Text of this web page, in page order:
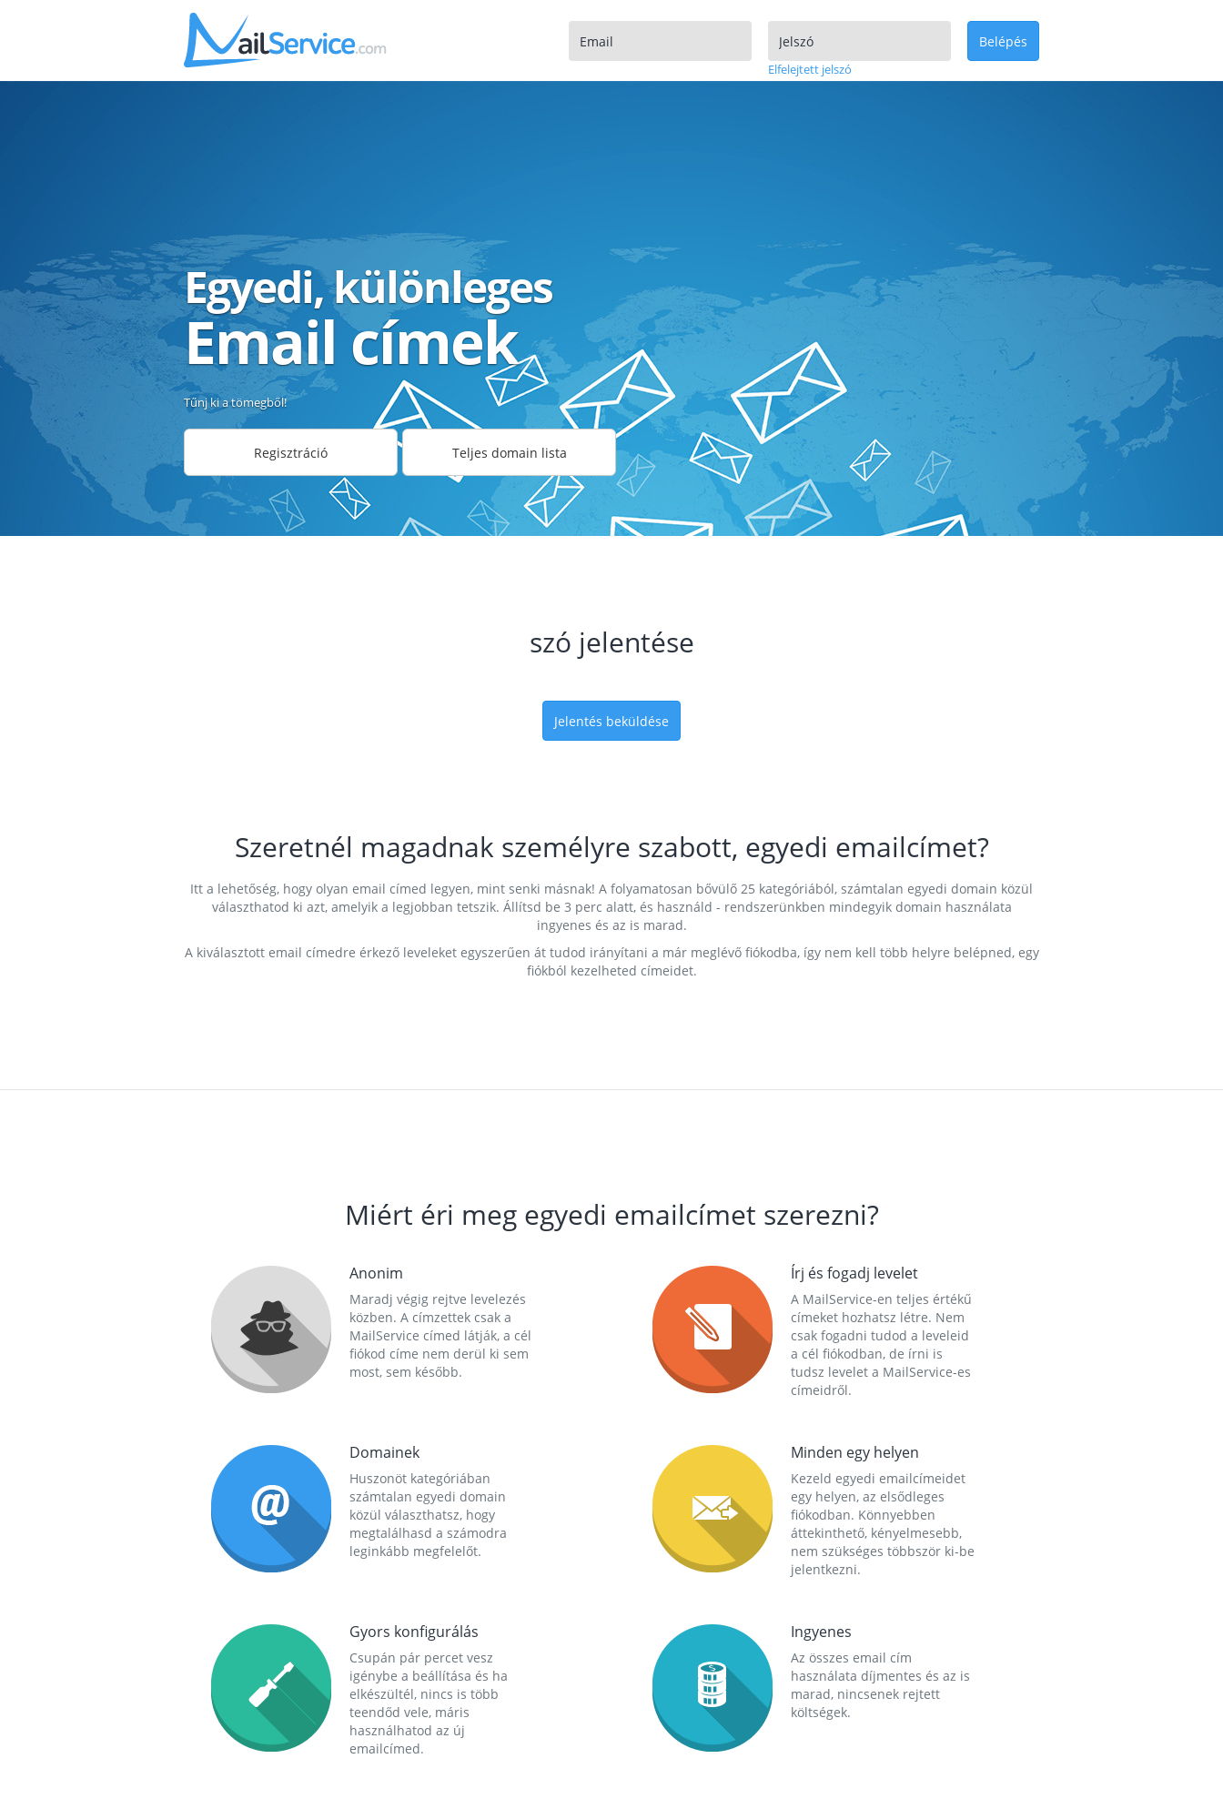
Elfelejtett jelszó
Belépés
Egyedi, különleges
Email címek
Tűnj ki a tömegből!
Regisztráció Teljes domain lista
szó jelentése
Jelentés beküldése
Szeretnél magadnak személyre szabott, egyedi emailcímet?
Itt a lehetőség, hogy olyan email címed legyen, mint senki másnak! A folyamatosan bővülő 25 kategóriából, számtalan egyedi domain közül
választhatod ki azt, amelyik a legjobban tetszik. Állítsd be 3 perc alatt, és használd - rendszerünkben mindegyik domain használata
ingyenes és az is marad.
A kiválasztott email címedre érkező leveleket egyszerűen át tudod irányítani a már meglévő fiókodba, így nem kell több helyre belépned, egy
fiókból kezelheted címeidet.
Miért éri meg egyedi emailcímet szerezni?
Anonim
Maradj végig rejtve levelezés
közben. A címzettek csak a
MailService címed látják, a cél
fiókod címe nem derül ki sem
most, sem később.
Írj és fogadj levelet
A MailService-en teljes értékű
címeket hozhatsz létre. Nem
csak fogadni tudod a leveleid
a cél fiókodban, de írni is
tudsz levelet a MailService-es
címeidről.
Domainek
Huszonöt kategóriában
számtalan egyedi domain
közül választhatsz, hogy
megtalálhasd a számodra
leginkább megfelelőt.
Minden egy helyen
Kezeld egyedi emailcímeidet
egy helyen, az elsődleges
fiókodban. Könnyebben
áttekinthető, kényelmesebb,
nem szükséges többször ki-be
jelentkezni.
Gyors konfigurálás
Csupán pár percet vesz
igénybe a beállítása és ha
elkészültél, nincs is több
teendőd vele, máris
használhatod az új
emailcímed.
Ingyenes
Az összes email cím
használata díjmentes és az is
marad, nincsenek rejtett
költségek.